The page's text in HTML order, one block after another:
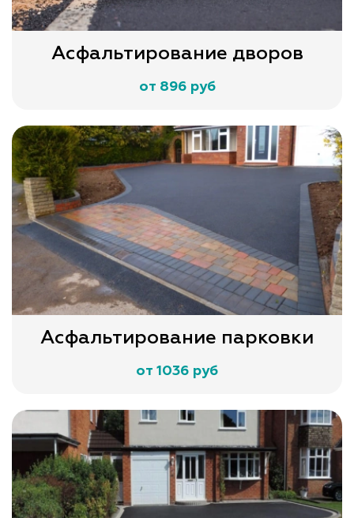
Асфальтирование дворов
от 896 руб
Асфальтирование парковки
от 1036 руб